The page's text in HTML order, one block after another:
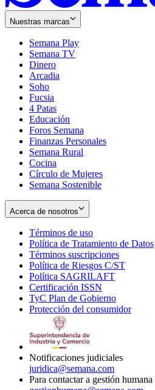
Nuestras marcas
Semana Play
Semana TV
Dinero
Arcadia
Soho
in
new
window
Fucsia
in
new
window
4 Patas
Educación
Foros Semana
Finanzas Personales
Semana Rural
Cocina
Círculo de Mujeres
Semana Sostenible
Acerca de nosotros
Términos de uso
in
new
window
Política de Tratamiento de Datos
Términos suscripciones
in
Política de Riesgos C/ST
Política SAGRILAFT
new
window
Certificación ISSN
in
new
TyC Plan de Gobierno
in
Protección del consumidorOpens
Notificaciones judiciales
juridica@semana.com
Para contactar a gestión humana